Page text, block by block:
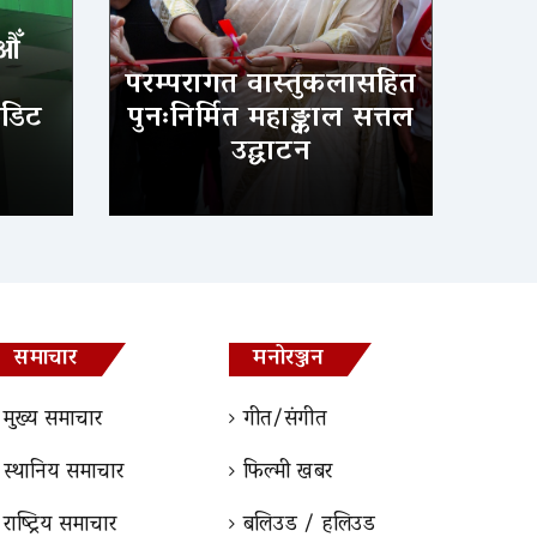
परम्परागत वास्तुकलासहित
पुनःनिर्मित महाङ्काल सत्तल
उद्घाटन
समाचार
मुख्य समाचार
स्थानिय समाचार
राष्ट्रिय समाचार
मनोरञ्जन
गीत/संगीत
फिल्मी खबर
बलिउड / हलिउड